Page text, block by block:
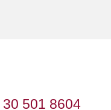
30 501 8604